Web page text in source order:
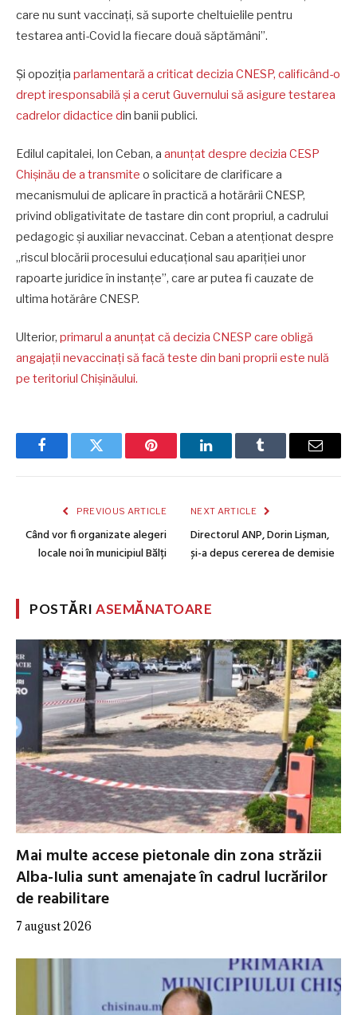
care nu sunt vaccinați, să suporte cheltuielile pentru
testarea anti-Covid la fiecare două săptămâni”.
Și opoziția parlamentară a criticat decizia CNESP, calificând-o
drept iresponsabilă și a cerut Guvernului să asigure testarea
cadrelor didactice din banii publici.
Edilul capitalei, Ion Ceban, a anunțat despre decizia CESP
Chișinău de a transmite o solicitare de clarificare a
mecanismului de aplicare în practică a hotărârii CNESP,
privind obligativitate de tastare din cont propriul, a cadrului
pedagogic și auxiliar nevaccinat. Ceban a atenționat despre
„riscul blocării procesului educațional sau apariției unor
rapoarte juridice în instanțe”, care ar putea fi cauzate de
ultima hotărâre CNESP.
Ulterior, primarul a anunțat că decizia CNESP care obligă
angajații nevaccinați să facă teste din bani proprii este nulă
pe teritoriul Chișinăului.
FacebookTwitter Pinterest LinkedInTumblr Email
PREVIOUS ARTICLE
Când vor fi organizate alegeri
locale noi în municipiul Bălți
NEXT ARTICLE
Directorul ANP, Dorin Lișman,
și-a depus cererea de demisie
POSTĂRIASEMĂNATOARE
Mai multe accese pietonale din zona străzii
Alba-Iulia sunt amenajate în cadrul lucrărilor
de reabilitare
7 august 2026